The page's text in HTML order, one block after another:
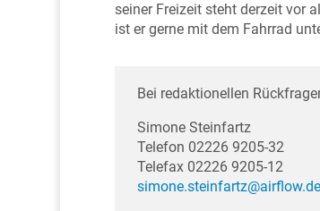
seiner Freizeit steht derzeit vor
ist er gerne mit dem Fahrrad
Bei redaktionellen
Simone Steinfartz
Telefon 02226 9205-32
Telefax 02226 9205-12
simone.steinfartz@airflow.de